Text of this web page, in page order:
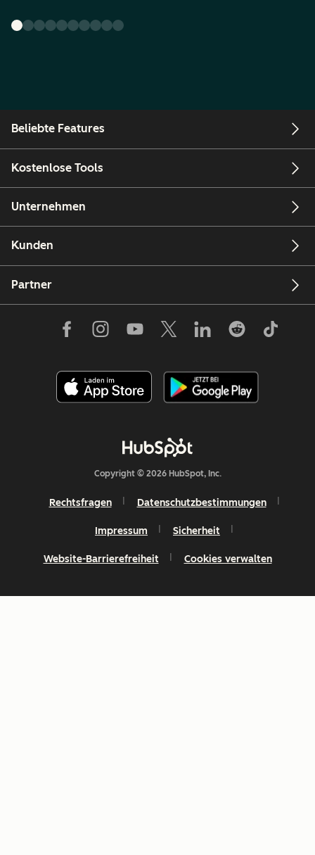
Beliebte Features
Kostenlose Tools
Unternehmen
Kunden
Partner
Copyright © 2026 HubSpot, Inc.
Rechtsfragen Datenschutzbestimmungen
Impressum Sicherheit
Website-Barrierefreiheit Cookies verwalten